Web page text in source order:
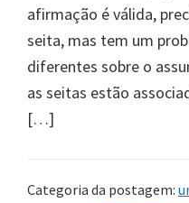
afirmação é válida,
seita, mas tem um
diferentes sobre o
as seitas estão
[…]
Categoria da postagem: